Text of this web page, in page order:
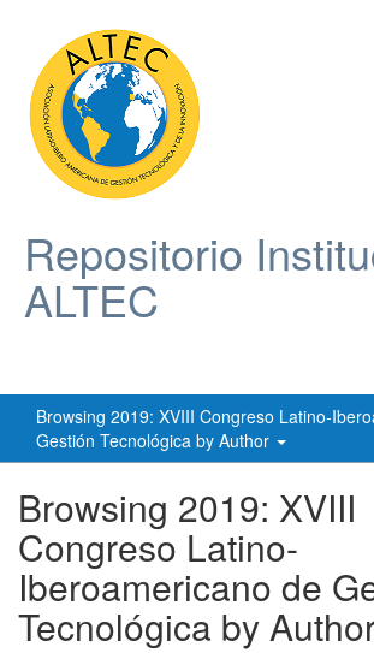
Repositorio
ALTEC
Browsing 2019: XVIII Congreso Latino-
Gestión Tecnológica by Author
Browsing 2019: XVIII
Congreso Latino-
Iberoamericano de
Tecnológica by